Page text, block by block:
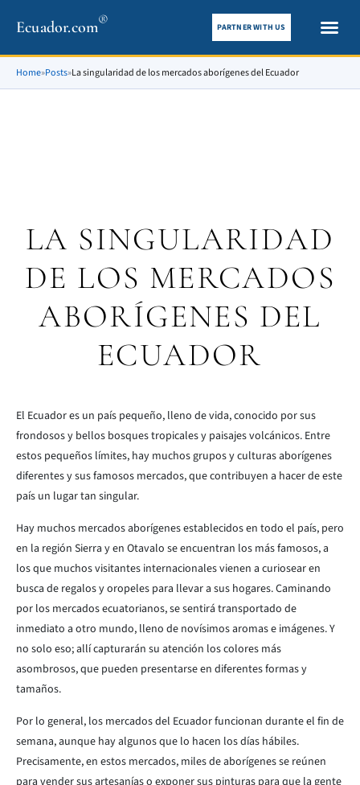
Ecuador.com® PARTNER WITH US
Home»Posts»La singularidad de los mercados aborígenes del Ecuador
LA SINGULARIDAD
DE LOS MERCADOS
ABORÍGENES DEL
ECUADOR
El Ecuador es un país pequeño, lleno de vida, conocido por sus
frondosos y bellos bosques tropicales y paisajes volcánicos. Entre
estos pequeños límites, hay muchos grupos y culturas aborígenes
diferentes y sus famosos mercados, que contribuyen a hacer de este
país un lugar tan singular.
Hay muchos mercados aborígenes establecidos en todo el país, pero
en la región Sierra y en Otavalo se encuentran los más famosos, a
los que muchos visitantes internacionales vienen a curiosear en
busca de regalos y oropeles para llevar a sus hogares. Caminando
por los mercados ecuatorianos, se sentirá transportado de
inmediato a otro mundo, lleno de novísimos aromas e imágenes. Y
no solo eso; allí capturarán su atención los colores más
asombrosos, que pueden presentarse en diferentes formas y
tamaños.
Por lo general, los mercados del Ecuador funcionan durante el fin de
semana, aunque hay algunos que lo hacen los días hábiles.
Precisamente, en estos mercados, miles de aborígenes se reúnen
para vender sus artesanías o exponer sus pinturas para que la gente